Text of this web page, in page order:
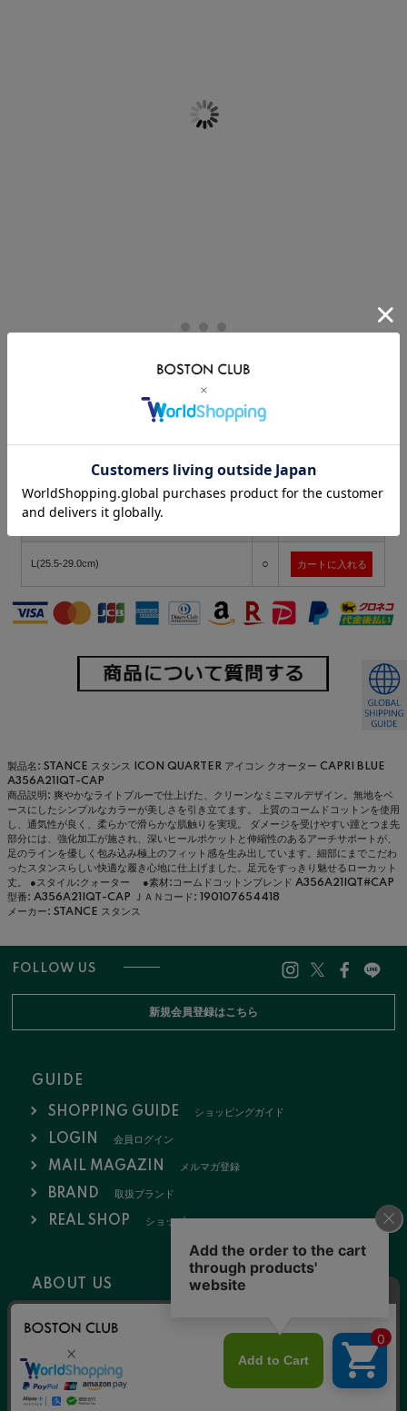
[ポイント還元 22ポイント～]
サイズ
L(25.5-29.0cm) ○
製品名: STANCE スタンス ICON QUARTER アイコン クオーター CAPRI BLUE
A356A21IQT-CAP
商品説明: 爽やかなライトブルーで仕上げた、クリーンなミニマルデザイン。無地をベ
ースにしたシンプルなカラーが美しさを引き立てます。 上質のコームドコットンを使用
し、通気性が良く、柔らかで滑らかな肌触りを実現。 ダメージを受けやすい踵とつま先
部分には、強化加工が施され、深いヒールポケットと伸縮性のあるアーチサポートが、
足のラインを優しく包み込み極上のフィット感を生み出しています。細部にまでこだわ
ったスタンスらしい快適な履き心地に仕上げました。足元をすっきり魅せるローカット
丈。 ●スタイル:クォーター ●素材:コームドコットンブレンド A356A21IQT#CAP
型番: A356A21IQT-CAP ＪＡＮコード: 190107654418
メーカー: STANCE スタンス
FOLLOW US
新規会員登録はこちら
GUIDE
SHOPPING GUIDE ショッピングガイド
LOGIN 会員ログイン
MAIL MAGAZIN メルマガ登録
BRAND 取扱ブランド
REAL SHOP ショップ
ABOUT US
特定商取引法
ポリシー